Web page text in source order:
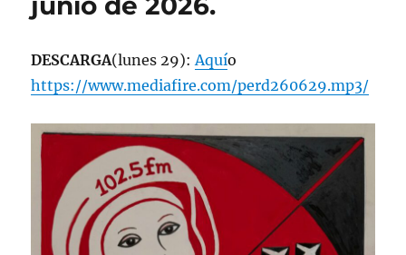
DESCARGA(lunes 29):Aquío
https://www.mediafire.com/perd260629.mp3/